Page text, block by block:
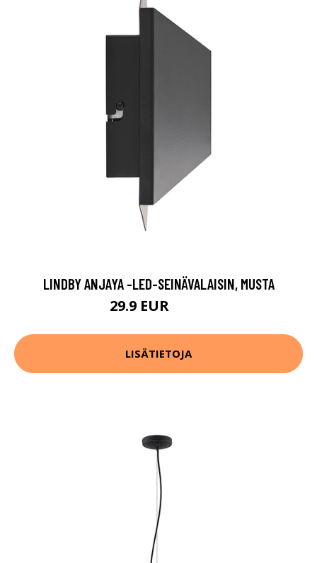
LINDBY ANJAYA -LED-SEINÄVALAISIN, MUSTA
29.9 EUR
LISÄTIETOJA